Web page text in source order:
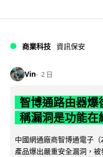
商業科技 資訊保安
Vin 2 日
智博通路由器爆
稱漏洞是功能在
中國網通廠商智博通電子
產品爆出嚴重安全漏洞，